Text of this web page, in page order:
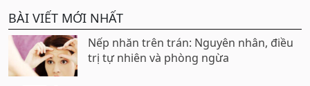
BÀI VIẾT MỚI NHẤT
Nếp nhăn trên trán: Nguyên nhân, điều
trị tự nhiên và phòng ngừa